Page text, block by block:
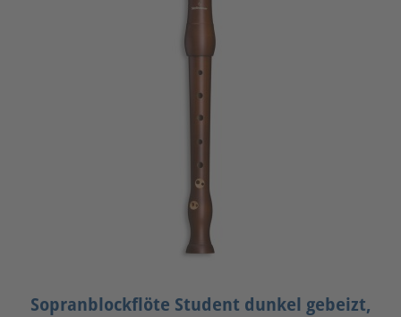
Sopranblockflöte Student dunkel gebeizt,